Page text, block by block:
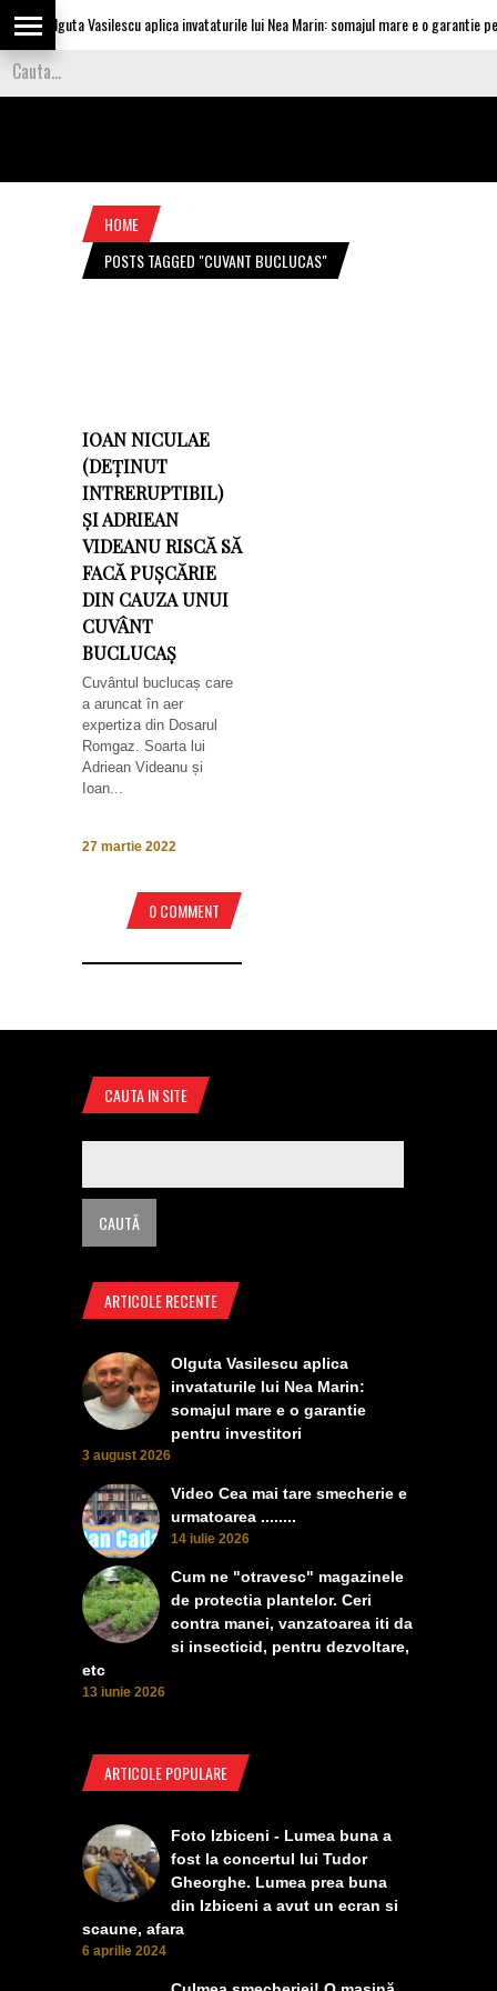
Olguta Vasilescu aplica invataturile lui Nea Marin: somajul mare e o garantie
HOME
POSTS TAGGED "CUVANT BUCLUCAS"
IOAN NICULAE
(DEȚINUT
INTRERUPTIBIL)
ȘI ADRIEAN
VIDEANU RISCĂ SĂ
FACĂ PUȘCĂRIE
DIN CAUZA UNUI
CUVÂNT
BUCLUCAȘ
Cuvântul buclucaș care
a aruncat în aer
expertiza din Dosarul
Romgaz. Soarta lui
Adriean Videanu și
Ioan...
27 martie 2022
0 COMMENT
CAUTA IN SITE
ARTICOLE RECENTE
Olguta Vasilescu aplica
invataturile lui Nea Marin:
somajul mare e o garantie
pentru investitori
3 august 2026
Video Cea mai tare smecherie e
urmatoarea ........
14 iulie 2026
Cum ne "otravesc" magazinele
de protectia plantelor. Ceri
contra manei, vanzatoarea iti da
si insecticid, pentru dezvoltare,
etc
13 iunie 2026
ARTICOLE POPULARE
Foto Izbiceni - Lumea buna a
fost la concertul lui Tudor
Gheorghe. Lumea prea buna
din Izbiceni a avut un ecran si
scaune, afara
6 aprilie 2024